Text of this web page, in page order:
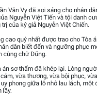
Văn Vy đã soi sáng cho nhân
Nguyễn Việt Tiến và tội danh
của ký giả Nguyễn Việt Chiến.
cao quý nhất được trao cho Tòa
dân biết đến và ngưỡng phục
cùng chữ Dũng.
án sơ thẩm đã khép lại. Lòng
vừa thương, vừa bội phục,
phong giữa lô nhô lau lách,
lầy.